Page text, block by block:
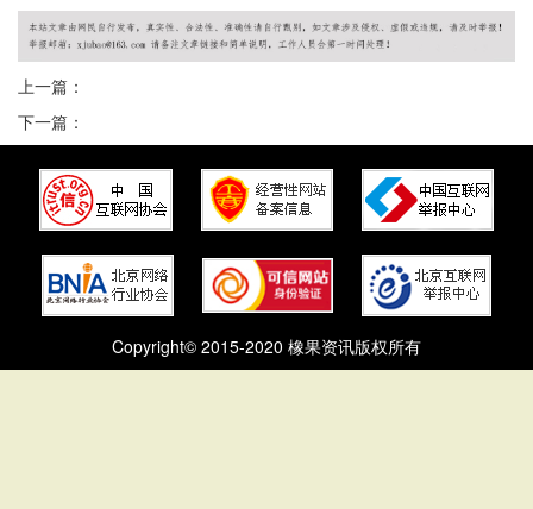
上一篇：
下一篇：
Copyright© 2015-2020 橡果资讯版权所有